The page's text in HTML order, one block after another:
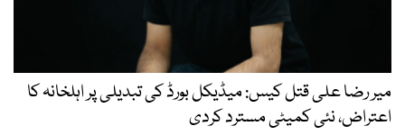
میر رضا علی قتل کیس: میڈیکل بورڈ کی تبدیلی پر اہلخانہ کا
اعتراض، نئی کمیٹی مسترد کردی